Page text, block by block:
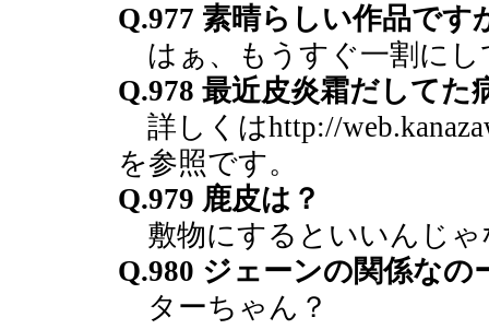
Q.977 素晴らしい作品です
はぁ、もうすぐ一割にし
Q.978 最近皮炎霜だしてた
詳しくはhttp://
を参照です。
Q.979 鹿皮は？
敷物にするといいんじゃ
Q.980 ジェーンの関係なの
ターちゃん？